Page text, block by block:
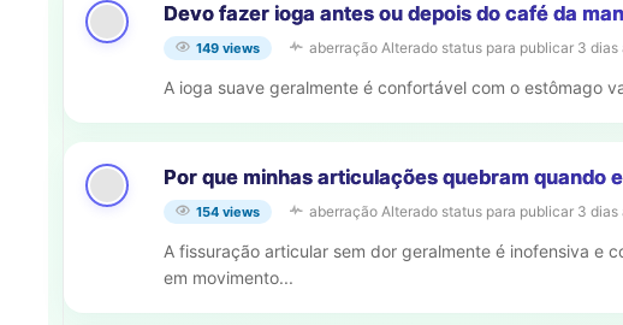
Devo fazer ioga antes ou depois do café da
149 views aberração Alterado status para publicar 3 dias
A ioga suave geralmente é confortável com o estômago
Por que minhas articulações quebram quando
154 views aberração Alterado status para publicar 3 dias
A fissuração articular sem dor geralmente é inofensiva e
em movimento...